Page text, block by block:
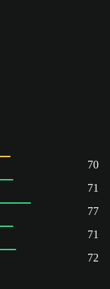
70
71
77
71
72